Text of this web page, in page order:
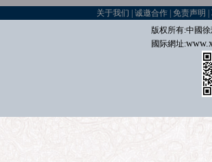
关于我们 |诚邀合作 |免责声明 |
版权所有:中國
國际網址: